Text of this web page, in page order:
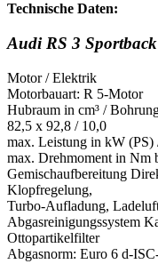
Technische Daten:
Audi RS 3
Motor / Elektrik
Motorbauart: R 5-Motor
Hubraum in cm³ /
82,5 x 92,8 / 10,0
max. Leistung in kW
max. Drehmoment in Nm
Gemischaufbereitung
Klopfregelung,
Turbo-Aufladung,
Abgasreinigungssystem
Ottopartikelfilter
Abgasnorm: Euro 6 d-